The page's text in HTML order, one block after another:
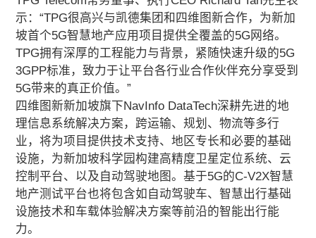
示：“TPG很高兴与凯德集团和四维图新合作，为新加
坡首个5G智慧地产应用项目提供全覆盖的5G网络。
TPG拥有深厚的工程能力与背景，紧随快速升级的5G
3GPP标准，致力于让平台各行业合作伙伴充分享受到
5G带来的真正价值。”
四维图新新加坡旗下NavInfo DataTech深耕先进的地
理信息系统解决方案，跨运输、规划、物流等多行
业，将为项目提供技术支持、地区专长和必要的基础
设施，为新加坡科学园构建高精度卫星定位系统、云
控制平台、以及自动驾驶地图。基于5G的C-V2X智慧
地产测试平台也将包含如自动驾驶车、智慧出行基础
设施技术和车载体验解决方案等前沿的智能出行能
力。